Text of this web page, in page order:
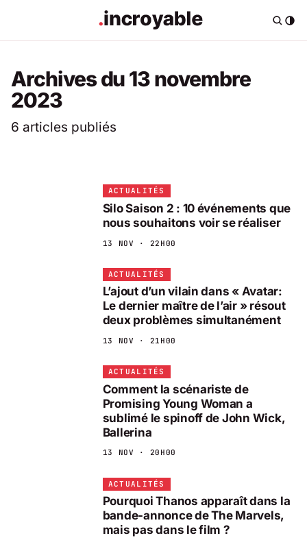
Archives du 13 novembre
2023
6 articles publiés
ACTUALITÉS
Silo Saison 2 : 10 événements que
nous souhaitons voir se réaliser
13 NOV · 22H00
ACTUALITÉS
L’ajout d’un vilain dans « Avatar:
Le dernier maître de l’air » résout
deux problèmes simultanément
13 NOV · 21H00
ACTUALITÉS
Comment la scénariste de
Promising Young Woman a
sublimé le spinoff de John Wick,
Ballerina
13 NOV · 20H00
ACTUALITÉS
Pourquoi Thanos apparaît dans la
bande-annonce de The Marvels,
mais pas dans le film ?